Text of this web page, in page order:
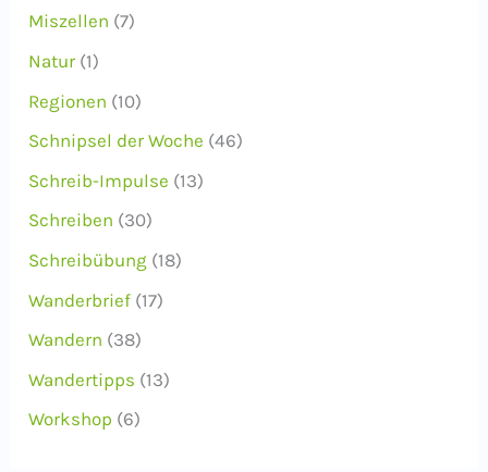
Miszellen (7)
Natur(1)
Regionen (10)
Schnipsel der Woche (46)
Schreib-Impulse (13)
Schreiben (30)
Schreibübung (18)
Wanderbrief (17)
Wandern (38)
Wandertipps (13)
Workshop (6)